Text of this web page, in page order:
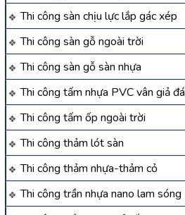
Thi công sàn chịu lực lắp gác xép
Thi công sàn gỗ ngoài trời
Thi công sàn gỗ sàn nhựa
Thi công tấm nhựa PVC vân giả đá
Thi công tấm ốp ngoài trời
Thi công thảm lót sàn
Thi công thảm nhựa-thảm cỏ
Thi công trần nhựa nano lam sóng